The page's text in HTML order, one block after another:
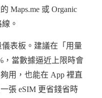
Maps.me 或 Organic
。
表板。建議在「用量
，當數據逼近上限時會
用，也能在 App 裡直
張 eSIM 更省錢省時